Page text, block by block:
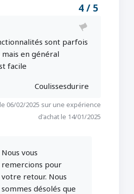
4 / 5
sont parfois
en général
facile
Coulissesdurire
06/02/2025 sur une expérience
d'achat le 14/01/2025
Nous vous
remercions pour
votre retour. Nous
sommes désolés que